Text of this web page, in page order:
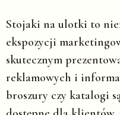
Stojaki na ulotki to
ekspozycji
skutecznym
reklamowych i
broszury czy katalogi